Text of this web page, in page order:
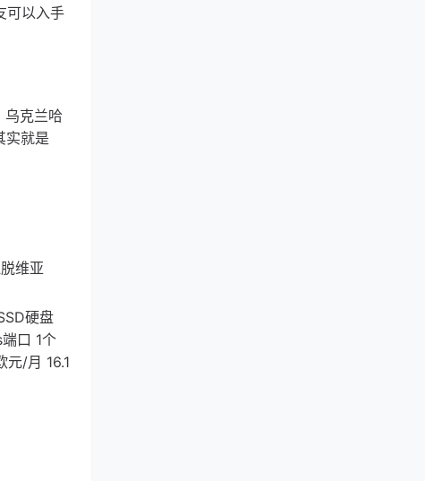
可以入手
乌克兰哈
实就是
维亚
硬盘
口 1个
/月 16.1